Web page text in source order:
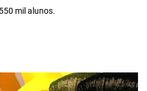
mil alunos.